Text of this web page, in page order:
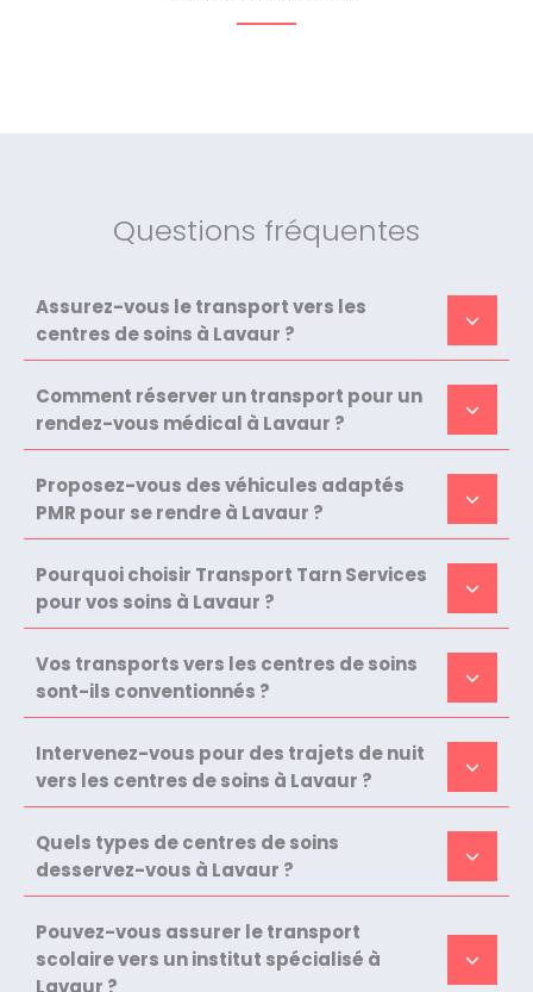
Questions fréquentes
Assurez-vous le transport vers les
centres de soins à Lavaur ?
Comment réserver un transport pour un
rendez-vous médical à Lavaur ?
Proposez-vous des véhicules adaptés
PMR pour se rendre à Lavaur ?
Pourquoi choisir Transport Tarn Services
pour vos soins à Lavaur ?
Vos transports vers les centres de soins
sont-ils conventionnés ?
Intervenez-vous pour des trajets de nuit
vers les centres de soins à Lavaur ?
Quels types de centres de soins
desservez-vous à Lavaur ?
Pouvez-vous assurer le transport
scolaire vers un institut spécialisé à
Lavaur ?